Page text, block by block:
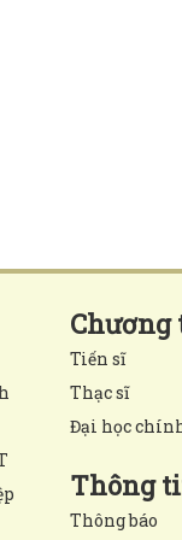
Chương
Tiến sĩ
Thạc sĩ
Đại học
Thông
Thông báo